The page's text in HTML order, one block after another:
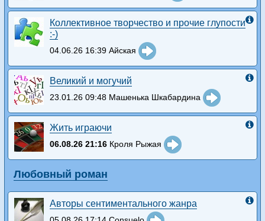
Коллективное творчество и прочие глупости
:-)
04.06.26 16:39 Айская
Великий и могучий
23.01.26 09:48 Машенька Шкабардина
Жить играючи
06.08.26 21:16 Кроля Рыжая
Любовный роман
Авторы сентиментального жанра